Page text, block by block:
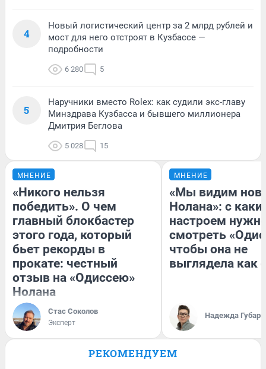
4
Новый логистический центр за 2 млрд рублей и
мост для него отстроят в Кузбассе —
подробности
6 280 5
5
Наручники вместо Rolex: как судили экс-главу
Минздрава Кузбасса и бывшего миллионера
Дмитрия Беглова
5 028 15
МНЕНИЕ
«Никого нельзя
победить». О чем
главный блокбастер
этого года, который
бьет рекорды в
прокате: честный
отзыв на «Одиссею»
Нолана
Стас Соколов
Эксперт
МНЕНИЕ
«Мы видим
Нолана»: с
настроем
смотреть
чтобы она не
выглядела как
Надежда Губарь
РЕКОМЕНДУЕМ